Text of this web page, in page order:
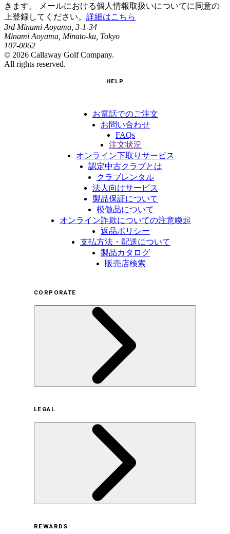
きます。 メールにおける個人情報取扱いについてに同意の
上登録してください。 詳細はこちら
3rd Minami Aoyama, 3-1-34
Minami Aoyama, Minato-ku, Tokyo
107-0062
© 2026 Callaway Golf Company.
All rights reserved.
HELP
お電話でのご注文
お問い合わせ
FAQs
注文状況
オンライン下取りサービス
認定中古クラブとは
クラブレンタル
法人向けサービス
製品保証について
模倣品について
オンライン詐欺についての注意喚起
返品ポリシー
支払方法・配送について
製品カタログ
販売店検索
CORPORATE
サステナビリティの取り組み（日本）
サステナビリティの取り組み（米国/英語）
ヒストリー
採用情報
LEGAL
REWARDS